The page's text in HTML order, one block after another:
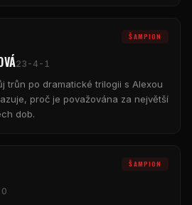
ŠAMPION
23-4-1
trůn po dramatické trilogii s Alexou
proč je považována za největší
dob.
ŠAMPION